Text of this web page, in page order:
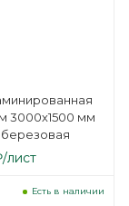
3000х1500 мм
березовая
/лист
Есть в наличии